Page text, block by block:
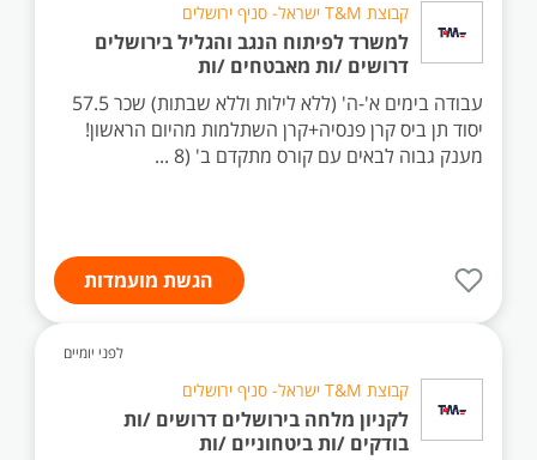
קבוצת T&M ישראל- סניף ירושלים
למשרד לפיתוח הנגב והגליל בירושלים
דרושים /ות מאבטחים /ות
עבודה בימים א'-ה' (ללא לילות וללא שבתות) שכר 57.5
יסוד תן ביס קרן פנסיה+קרן השתלמות מהיום הראשון!
מענק גבוה לבאים עם קורס מתקדם ב' (8 ...
הגשת מועמדות
לפני יומיים
קבוצת T&M ישראל- סניף ירושלים
לקניון מלחה בירושלים דרושים /ות
בודקים /ות ביטחוניים /ות